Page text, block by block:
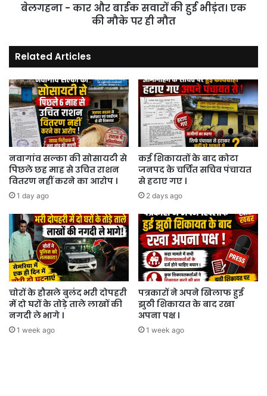
पर
मौत
बेलगहना - कार और बाईक सवारों की हुई भीड़ंत। एक
की मौके पर ही मौत
Related Articles
नवागांव सल्का की सोसायटी से
पिछले छह माह से उचित राशन
वितरण नहीं करने का आरोप ।
1 day ago
कई शिकायतों के बाद कोटा
जनपद के चर्चित सचिव पंचायत
से हटाए गए ।
2 days ago
चोरों के हौसले बुलंद भरी दोपहरी
में दो घरों के तोड़े ताले लाखों की
नगदी ले भागे ।
1 week ago
पत्रकारों ने अपने खिलाफ हुई
झुठी शिकायत के बाद रखा
अपना पक्ष ।
1 week ago